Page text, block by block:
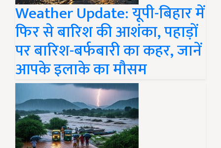
Weather Update: यूपी-बिहार में
फिर से बारिश की आशंका, पहाड़ों
पर बारिश-बर्फबारी का कहर, जानें
आपके इलाके का मौसम